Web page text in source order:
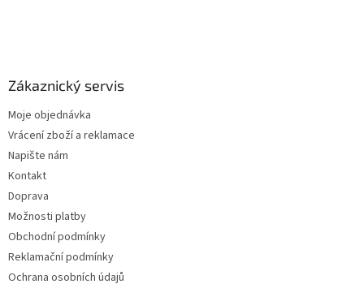
Zákaznický servis
Moje objednávka
Vrácení zboží a reklamace
Napište nám
Kontakt
Doprava
Možnosti platby
Obchodní podmínky
Reklamační podmínky
Ochrana osobních údajů